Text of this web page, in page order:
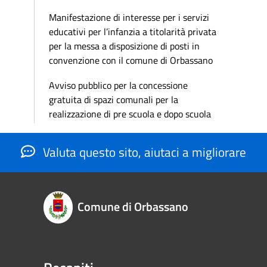
Manifestazione di interesse per i servizi
educativi per l’infanzia a titolarità privata
per la messa a disposizione di posti in
convenzione con il comune di Orbassano
Avviso pubblico per la concessione
gratuita di spazi comunali per la
realizzazione di pre scuola e dopo scuola
Valuta questo sito, aiutaci a migliorare
Comune di Orbassano